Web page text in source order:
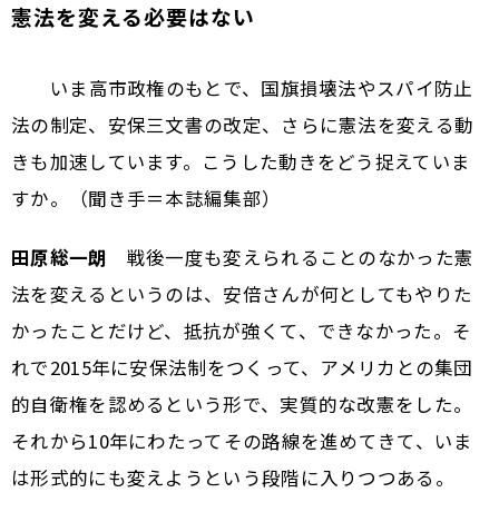
憲法を変える必要はない
――いま高市政権のもとで、国旗損壊法やスパイ防止
法の制定、安保三文書の改定、さらに憲法を変える動
きも加速しています。こうした動きをどう捉えていま
すか。（聞き手＝本誌編集部）
田原総一朗
戦後一度も変えられることのなかった憲
法を変えるというのは、安倍さんが何としてもやりた
かったことだけど、抵抗が強くて、できなかった。そ
れで2015年に安保法制をつくって、アメリカとの集団
的自衛権を認めるという形で、実質的な改憲をした。
それから10年にわたってその路線を進めてきて、いま
は形式的にも変えようという段階に入りつつある。